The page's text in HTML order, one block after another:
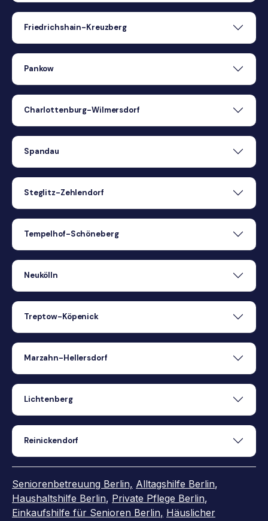
Friedrichshain-Kreuzberg
Pankow
Charlottenburg-Wilmersdorf
Spandau
Steglitz-Zehlendorf
Tempelhof-Schöneberg
Neukölln
Treptow-Köpenick
Marzahn-Hellersdorf
Lichtenberg
Reinickendorf
Seniorenbetreuung Berlin, Alltagshilfe Berlin,
Haushaltshilfe Berlin, Private Pflege Berlin,
Einkaufshilfe für Senioren Berlin, Häuslicher